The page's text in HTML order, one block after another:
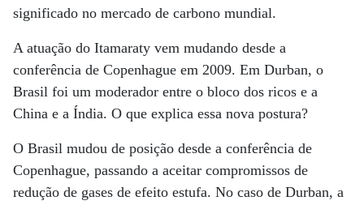
significado no mercado de carbono mundial.
A atuação do Itamaraty vem mudando desde a
conferência de Copenhague em 2009. Em Durban, o
Brasil foi um moderador entre o bloco dos ricos e a
China e a Índia. O que explica essa nova postura?
O Brasil mudou de posição desde a conferência de
Copenhague, passando a aceitar compromissos de
redução de gases de efeito estufa. No caso de Durban, a